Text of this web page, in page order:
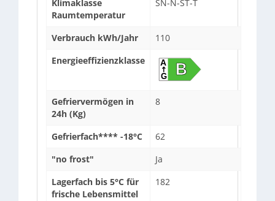
Klimaklasse
Raumtemperatur
SN-N-ST-T
Verbrauch kWh/Jahr
110
Energieeffizienzklasse
Gefriervermögen in
24h (Kg)
8
Gefrierfach**** -18°C
62
"no frost"
Ja
Lagerfach bis 5°C für
frische Lebensmittel
182